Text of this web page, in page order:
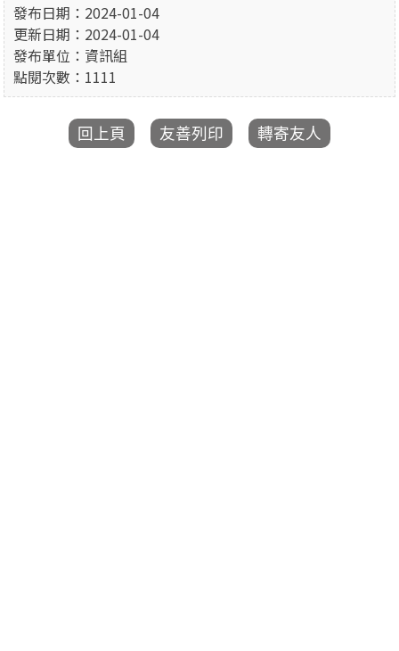
發布日期：2024-01-04
更新日期：2024-01-04
發布單位：資訊組
點閱次數：1111